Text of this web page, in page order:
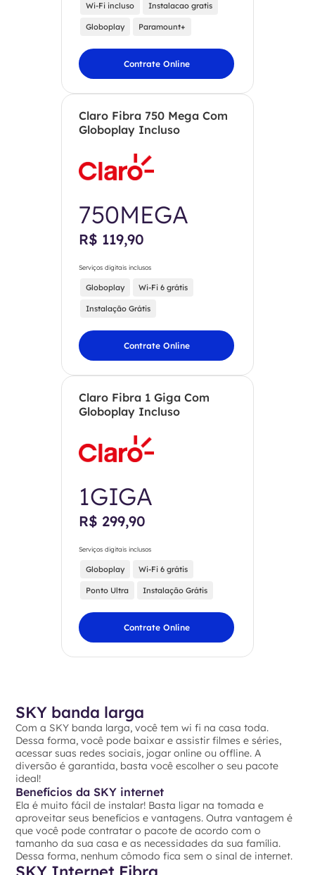
Wi-Fi incluso Instalacao gratis
Globoplay Paramount+
Contrate Online
Claro Fibra 750 Mega Com
Globoplay Incluso
750MEGA
R$ 119,90
Serviços digitais inclusos
Globoplay Wi-Fi 6 grátis
Instalação Grátis
Contrate Online
Claro Fibra 1 Giga Com
Globoplay Incluso
1GIGA
R$ 299,90
Serviços digitais inclusos
Globoplay Wi-Fi 6 grátis
Ponto Ultra Instalação Grátis
Contrate Online
SKY banda larga
Com a SKY banda larga, você tem wi fi na casa toda.
Dessa forma, você pode baixar e assistir filmes e séries,
acessar suas redes sociais, jogar online ou offline. A
diversão é garantida, basta você escolher o seu pacote
ideal!
Benefícios da SKY internet
Ela é muito fácil de instalar! Basta ligar na tomada e
aproveitar seus benefícios e vantagens. Outra vantagem é
que você pode contratar o pacote de acordo com o
tamanho da sua casa e as necessidades da sua família.
Dessa forma, nenhum cômodo fica sem o sinal de internet.